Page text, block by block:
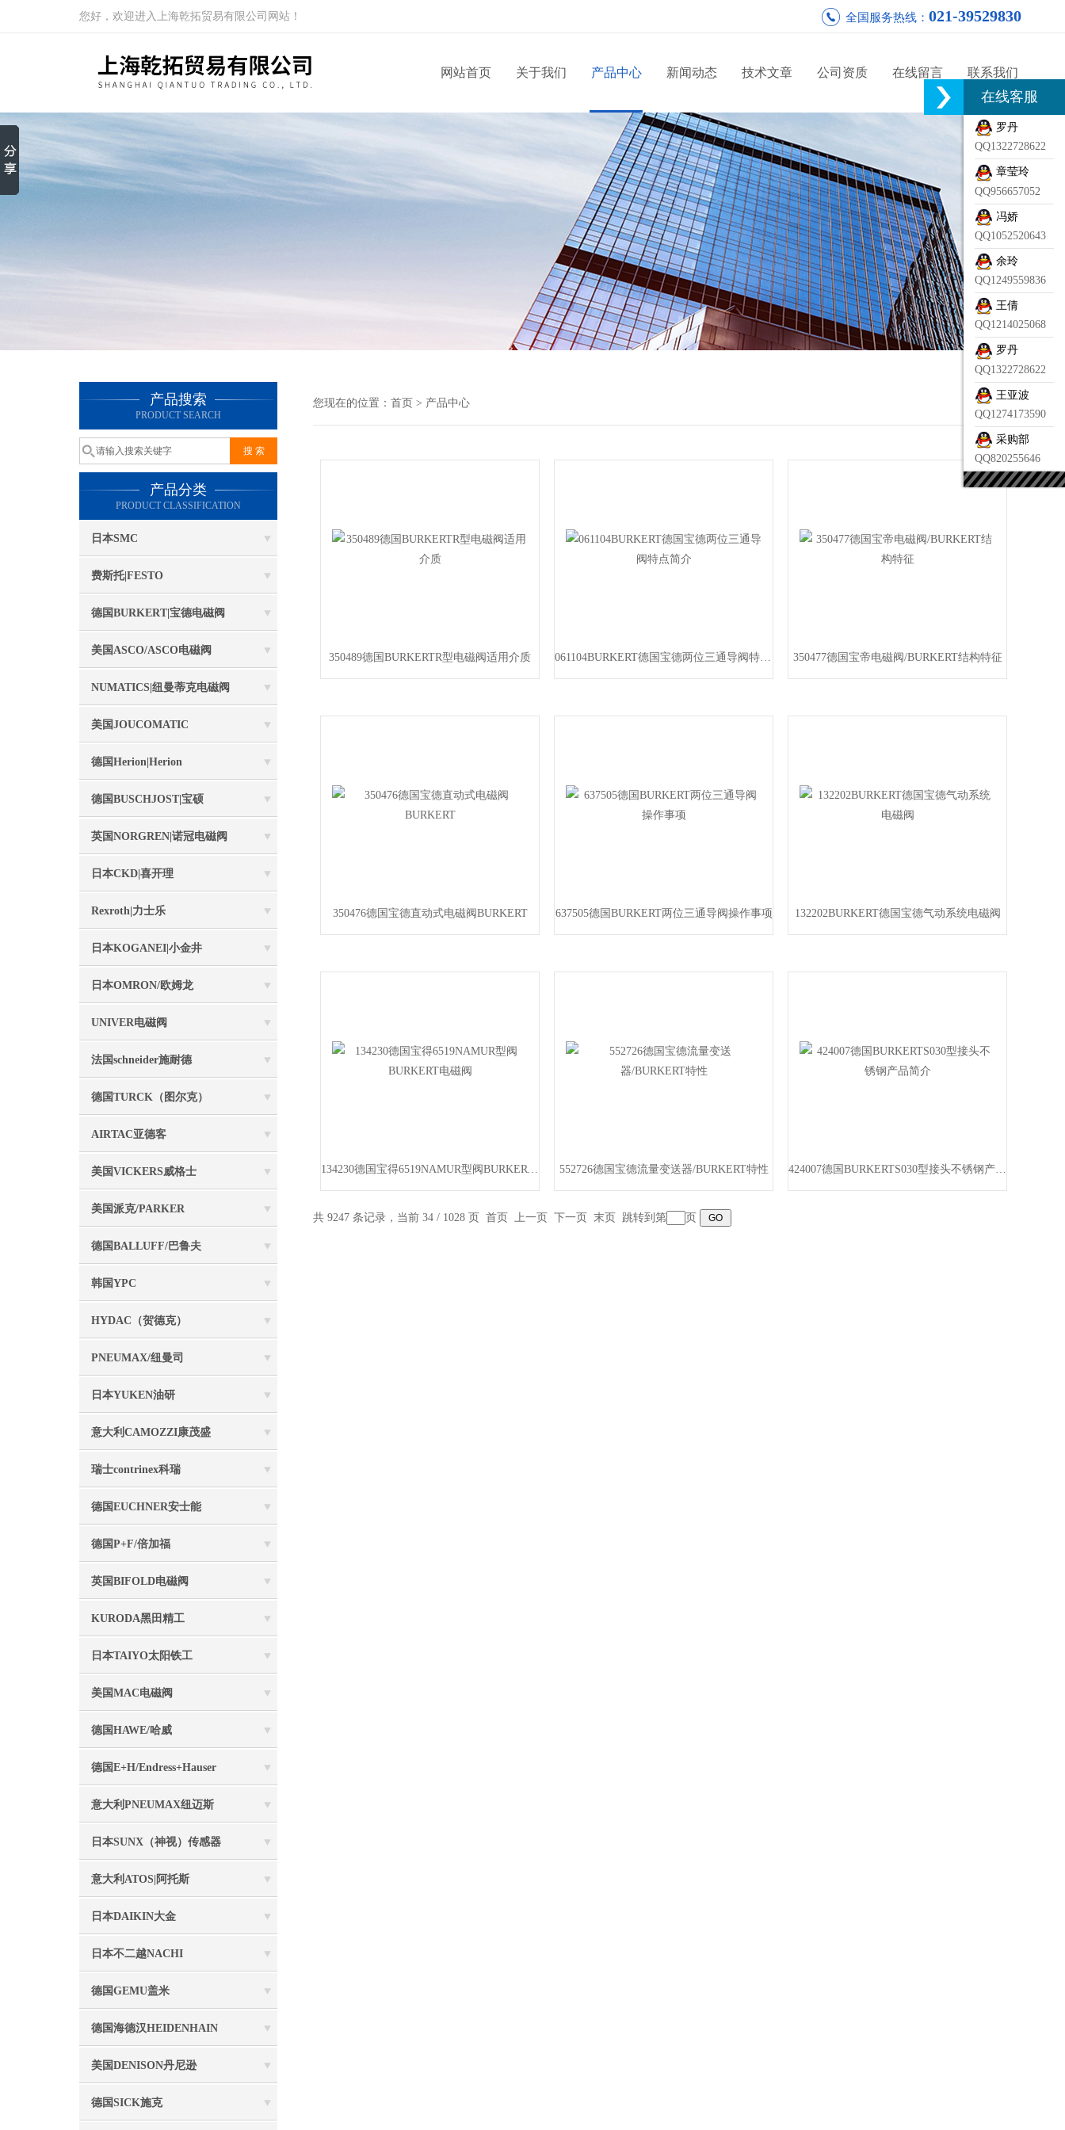
您好，欢迎进入上海乾拓贸易有限公司网站！ 全国服务热线： 021-39529830
网站首页 关于我们 产品中心 新闻动态 技术文章 公司资质 在线留言 联系我们
产品搜索
PRODUCT SEARCH
产品分类
PRODUCT CLASSIFICATION
日本SMC
费斯托|FESTO
德国BURKERT|宝德电磁阀
美国ASCO/ASCO电磁阀
NUMATICS|纽曼蒂克电磁阀
美国JOUCOMATIC
德国Herion|Herion
德国BUSCHJOST|宝硕
英国NORGREN|诺冠电磁阀
日本CKD|喜开理
Rexroth|力士乐
日本KOGANEI|小金井
日本OMRON/欧姆龙
UNIVER电磁阀
法国schneider施耐德
德国TURCK（图尔克）
AIRTAC亚德客
美国VICKERS威格士
美国派克/PARKER
德国BALLUFF/巴鲁夫
韩国YPC
HYDAC（贺德克）
PNEUMAX/纽曼司
日本YUKEN油研
意大利CAMOZZI康茂盛
瑞士contrinex科瑞
德国EUCHNER安士能
德国P+F/倍加福
英国BIFOLD电磁阀
KURODA黑田精工
日本TAIYO太阳铁工
美国MAC电磁阀
德国HAWE/哈威
德国E+H/Endress+Hauser
意大利PNEUMAX纽迈斯
日本SUNX（神视）传感器
意大利ATOS|阿托斯
日本DAIKIN大金
日本不二越NACHI
德国GEMU盖米
德国海德汉HEIDENHAIN
美国DENISON丹尼逊
德国SICK施克
您现在的位置： 首页 > 产品中心
350489德国BURKERTR型电磁阀适用介质 061104BURKERT德国宝德两位三通导阀特点简介 350477德国宝帝电磁阀/BURKERT结构特征
350476德国宝德直动式电磁阀BURKERT 637505德国BURKERT两位三通导阀操作事项 132202BURKERT德国宝德气动系统电磁阀
134230德国宝得6519NAMUR型阀BURKERT电磁阀 552726德国宝德流量变送器/BURKERT特性 424007德国BURKERTS030型接头不锈钢产品简介
共 9247 条记录，当前 34 / 1028 页 首页 上一页 下一页 末页 跳转到第 页
在线客服
罗丹
QQ1322728622
章莹玲
QQ956657052
冯娇
QQ1052520643
余玲
QQ1249559836
王倩
QQ1214025068
罗丹
QQ1322728622
王亚波
QQ1274173590
采购部
QQ820255646